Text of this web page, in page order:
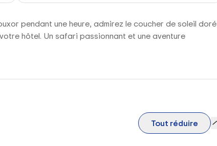
pendant une heure, admirez le coucher de soleil doré
hôtel. Un safari passionnant et une aventure
Tout réduire